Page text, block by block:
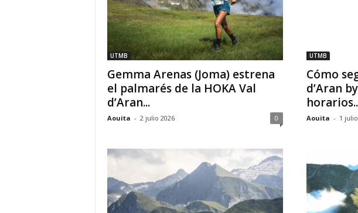
UTMB
Gemma Arenas (Joma) estrena
el palmarés de la HOKA Val
d’Aran...
Aouita - 2 julio 2026 0
UTMB
Cómo
d’Aran
Aouita - 1